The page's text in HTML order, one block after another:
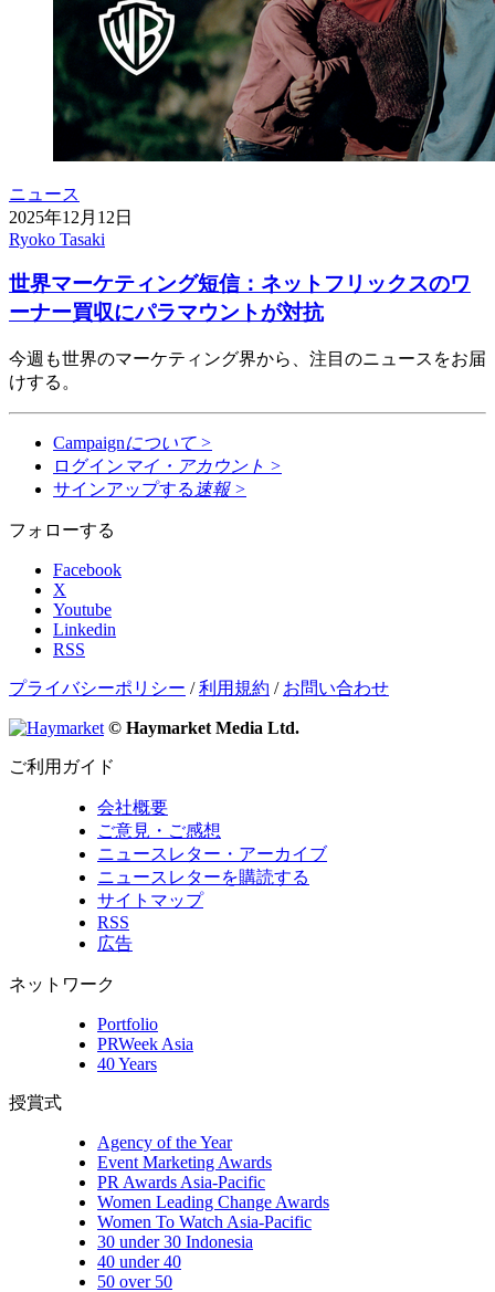
ニュース
2025年12月12日
Ryoko Tasaki
世界マーケティング短信：ネットフリックスのワ
ーナー買収にパラマウントが対抗
今週も世界のマーケティング界から、注目のニュースをお届
けする。
Campaignについて >
ログイン マイ・アカウント >
サインアップする 速報 >
フォローする
Facebook
X
Youtube
Linkedin
RSS
プライバシーポリシー /利用規約 / お問い合わせ
© Haymarket Media Ltd.
ご利用ガイド
会社概要
ご意見・ご感想
ニュースレター・アーカイブ
ニュースレターを購読する
サイトマップ
RSS
広告
ネットワーク
Portfolio
PRWeek Asia
40 Years
授賞式
Agency of the Year
Event Marketing Awards
PR Awards Asia-Pacific
Women Leading Change Awards
Women To Watch Asia-Pacific
30 under 30 Indonesia
40 under 40
50 over 50